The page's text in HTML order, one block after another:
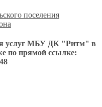
поселения
услуг МБУ ДК "Ритм" в
по прямой ссылке: